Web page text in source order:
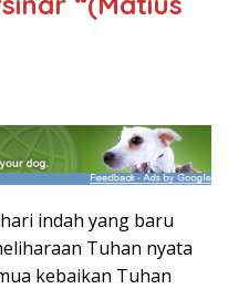
indah yang baru
Tuhan nyata
kebaikan Tuhan